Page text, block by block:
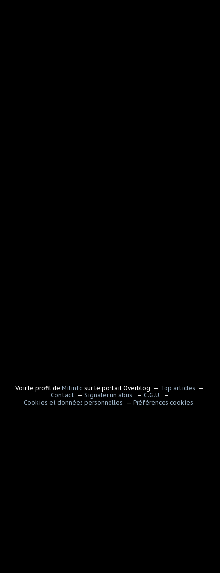
Voir le profil deMilinfo sur le portail Overblog
Top articles
Contact
Signaler un abus
C.G.U.
Cookies et données personnelles
Préférences cookies